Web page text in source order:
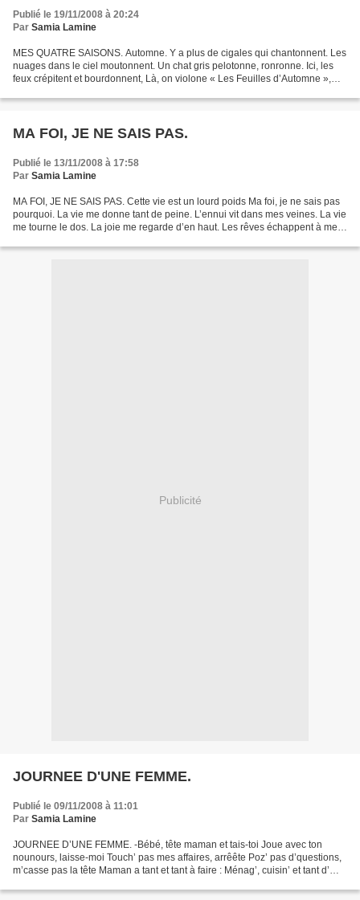
Publié le 19/11/2008 à 20:24
Par Samia Lamine
MES QUATRE SAISONS. Automne. Y a plus de cigales qui chantonnent. Les
nuages dans le ciel moutonnent. Un chat gris pelotonne, ronronne. Ici, les
feux crépitent et bourdonnent, Là, on violone « Les Feuilles d’Automne »,
MA FOI, JE NE SAIS PAS.
Publié le 13/11/2008 à 17:58
Par Samia Lamine
MA FOI, JE NE SAIS PAS. Cette vie est un lourd poids Ma foi, je ne sais pas
pourquoi. La vie me donne tant de peine. L’ennui vit dans mes veines. La vie
me tourne le dos. La joie me regarde d’en haut. Les rêves échappent à mes
Publicité
JOURNEE D'UNE FEMME.
Publié le 09/11/2008 à 11:01
Par Samia Lamine
JOURNEE D’UNE FEMME. -Bébé, tête maman et tais-toi Joue avec ton
nounours, laisse-moi Touch’ pas mes affaires, arrêête Poz’ pas d’questions,
m’casse pas la tête Maman a tant et tant à faire : Ménag’, cuisin’ et tant d’